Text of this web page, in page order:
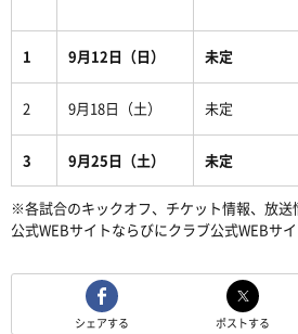
1 9月12日（日） 未定
2 9月18日（土） 未定
3 9月25日（土） 未定
※各試合のキックオフ、チケット情報、放送
公式WEBサイトならびにクラブ公式WEBサ
シェアする ポストする